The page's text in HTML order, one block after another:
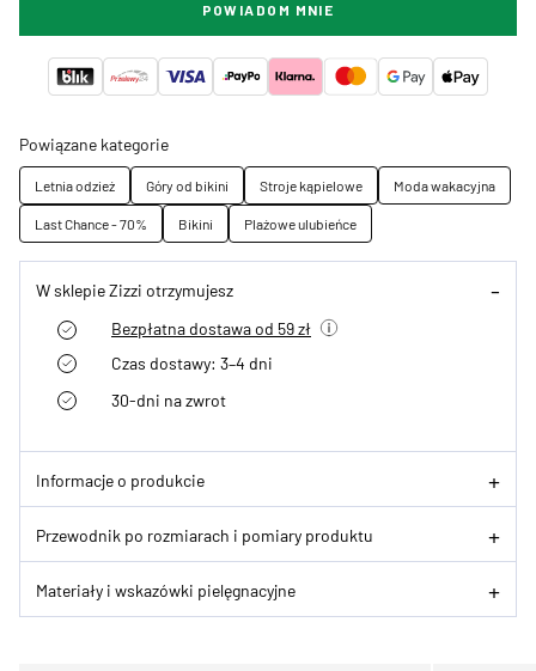
POWIADOM MNIE
Powiązane kategorie
Letnia odzież Góry od bikini Stroje kąpielowe
Moda wakacyjna
Last Chance - 70%
Bikini Plażowe ulubieńce
W sklepie Zizzi otrzymujesz
Bezpłatna dostawa od 59 zł
Czas dostawy: 3–4 dni
30-dni na zwrot
Informacje o produkcie
Przewodnik po rozmiarach i pomiary produktu
Materiały i wskazówki pielęgnacyjne